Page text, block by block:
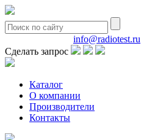
info@radiotest.ru
Сделать запрос
Каталог
О компании
Производители
Контакты